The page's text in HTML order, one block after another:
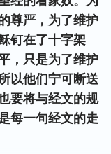
尊严，为了维护
钉在了十字架
，只是为了维护
以他们宁可断送
要将与经文的规
每一句经文的走